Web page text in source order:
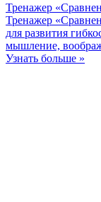
Тренажер
Тренажер
для развития
мышление,
Узнать больше »